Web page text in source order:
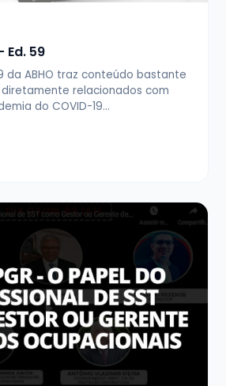
Ed. 59
da ABHO traz conteúdo bastante
relacionados com
do COVID-19…